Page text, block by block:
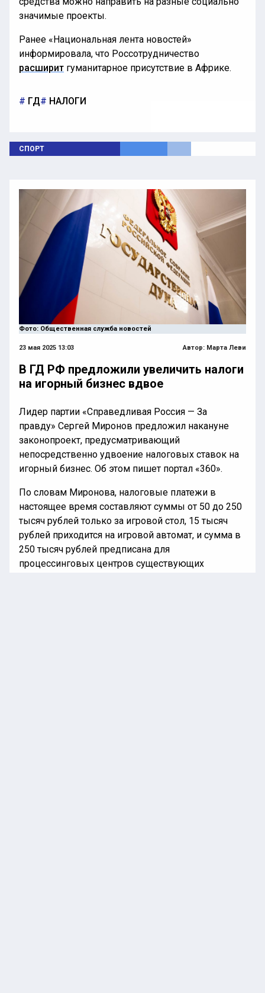
значимые проекты.
Ранее «Национальная лента новостей»
информировала, что Россотрудничество
расширит гуманитарное присутствие в Африке.
ГД НАЛОГИ
СПОРТ
Фото: Общественная служба новостей
23 мая 2025 13:03 Автор: Марта Леви
В ГД РФ предложили увеличить налоги
на игорный бизнес вдвое
Лидер партии «Справедливая Россия — За
правду» Сергей Миронов предложил накануне
законопроект, предусматривающий
непосредственно удвоение налоговых ставок на
игорный бизнес. Об этом пишет портал «360».
По словам Миронова, налоговые платежи в
настоящее время составляют суммы от 50 до 250
тысяч рублей только за игровой стол, 15 тысяч
рублей приходится на игровой автомат, и сумма в
250 тысяч рублей предписана для
процессинговых центров существующих